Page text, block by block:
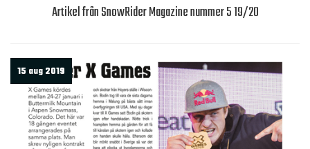
Artikel från SnowRider Magazine nummer 5 19/20
15 aug 2019